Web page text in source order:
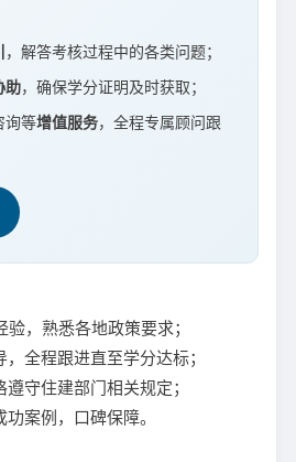
，解答考核过程中的各类问题；
助，确保学分证明及时获取；
询等增值服务，全程专属顾问跟
，熟悉各地政策要求；
全程跟进直至学分达标；
守住建部门相关规定；
案例，口碑保障。